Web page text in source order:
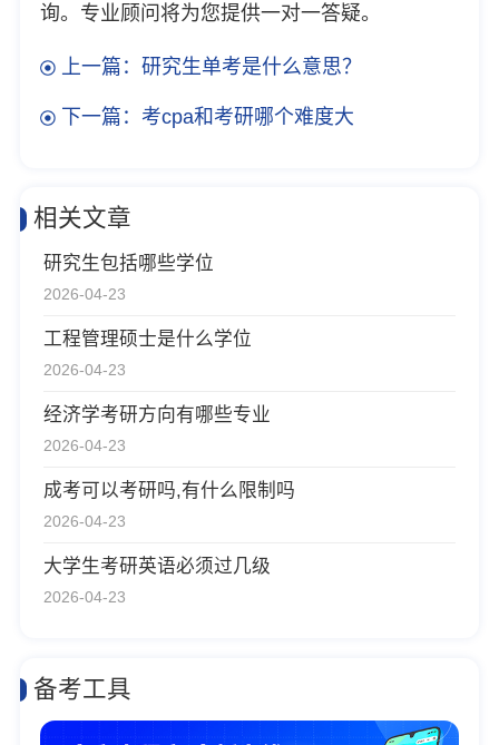
询。专业顾问将为您提供一对一答疑。
上一篇：研究生单考是什么意思？
下一篇：考cpa和考研哪个难度大
相关文章
研究生包括哪些学位
2026-04-23
工程管理硕士是什么学位
2026-04-23
经济学考研方向有哪些专业
2026-04-23
成考可以考研吗,有什么限制吗
2026-04-23
大学生考研英语必须过几级
2026-04-23
备考工具